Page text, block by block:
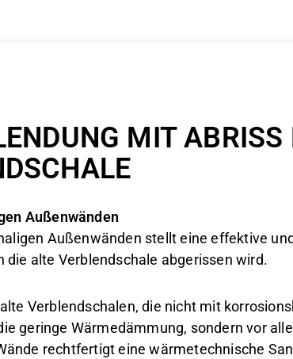
MIT ABRISS
Außenwänden
Außenwänden stellt eine effektive
alte Verblendschale abgerissen wird.
Verblendschalen, die nicht mit
geringe Wärmedämmung, sondern vor
rechtfertigt eine wärmetechnische